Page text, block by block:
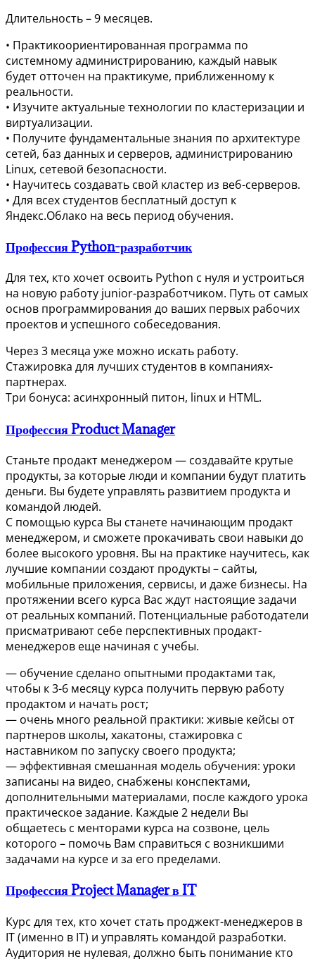
Длительность – 9 месяцев.
• Практикоориентированная программа по
системному администрированию, каждый навык
будет отточен на практикуме, приближенному к
реальности.
• Изучите актуальные технологии по кластеризации и
виртуализации.
• Получите фундаментальные знания по архитектуре
сетей, баз данных и серверов, администрированию
Linux, сетевой безопасности.
• Научитесь создавать свой кластер из веб-серверов.
• Для всех студентов бесплатный доступ к
Яндекс.Облако на весь период обучения.
Профессия Python-разработчик
Для тех, кто хочет освоить Python с нуля и устроиться
на новую работу junior-разработчиком. Путь от самых
основ программирования до ваших первых рабочих
проектов и успешного собеседования.
Через 3 месяца уже можно искать работу.
Стажировка для лучших студентов в компаниях-
партнерах.
Три бонуса: асинхронный питон, linux и HTML.
Профессия Product Manager
Станьте продакт менеджером — создавайте крутые
продукты, за которые люди и компании будут платить
деньги. Вы будете управлять развитием продукта и
командой людей.
С помощью курса Вы станете начинающим продакт
менеджером, и сможете прокачивать свои навыки до
более высокого уровня. Вы на практике научитесь, как
лучшие компании создают продукты – сайты,
мобильные приложения, сервисы, и даже бизнесы. На
протяжении всего курса Вас ждут настоящие задачи
от реальных компаний. Потенциальные работодатели
присматривают себе перспективных продакт-
менеджеров еще начиная с учебы.
— обучение сделано опытными продактами так,
чтобы к 3-6 месяцу курса получить первую работу
продактом и начать рост;
— очень много реальной практики: живые кейсы от
партнеров школы, хакатоны, стажировка с
наставником по запуску своего продукта;
— эффективная смешанная модель обучения: уроки
записаны на видео, снабжены конспектами,
дополнительными материалами, после каждого урока
практическое задание. Каждые 2 недели Вы
общаетесь с менторами курса на созвоне, цель
которого – помочь Вам справиться с возникшими
задачами на курсе и за его пределами.
Профессия Project Manager в IT
Курс для тех, кто хочет стать проджект-менеджеров в
IT (именно в IT) и управлять командой разработки.
Аудитория не нулевая, должно быть понимание кто